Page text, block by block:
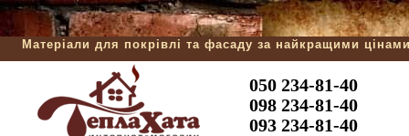
Матеріали для покрівлі та фасаду за найкращими
050 234-81-40
098 234-81-40
093 234-81-40